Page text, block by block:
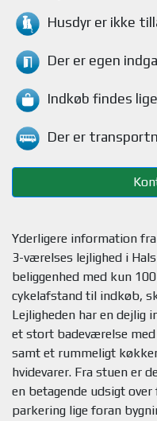
Husdyr er ikke
Der er egen
Indkøb findes
Der er
Yderligere information
3-værelses lejlighed i
beliggenhed med kun
cykelafstand til indkøb,
Lejligheden har en dejlig
et stort badeværelse
samt et rummeligt
hvidevarer. Fra stuen er
en betagende udsigt